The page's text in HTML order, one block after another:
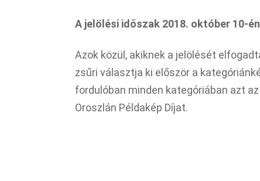
A jelölési időszak 2018. október 10-
Azok közül, akiknek a jelölését
zsűri választja ki először a
fordulóban minden kategóriában azt
Oroszlán Példakép Díjat.